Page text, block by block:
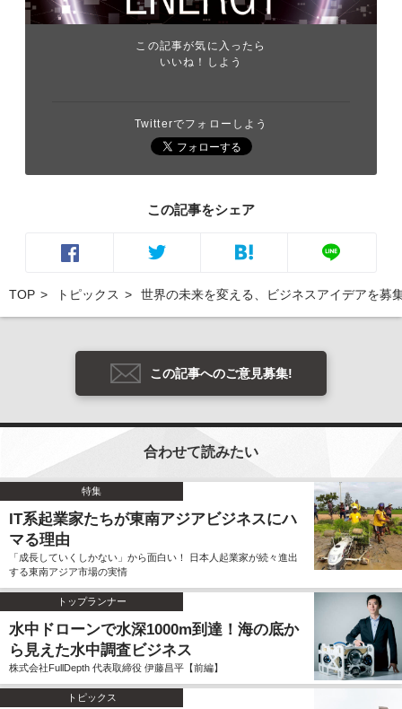
この記事が気に入ったら
いいね！しよう
Twitterでフォローしよう
この記事をシェア
TOP トピックス 世界の未来を変える、ビジネスアイデアを募
この記事へのご意見募集!
合わせて読みたい
特集
IT系起業家たちが東南アジアビジネスにハ
マる理由
「成長していくしかない」から面白い！ 日本人起業家が続々進出
する東南アジア市場の実情
トップランナー
水中ドローンで水深1000m到達！海の底か
ら見えた水中調査ビジネス
株式会社FullDepth 代表取締役 伊藤昌平【前編】
トピックス